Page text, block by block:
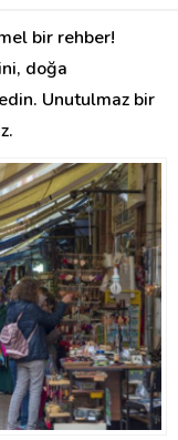
bir rehber!
doğa
Unutulmaz bir